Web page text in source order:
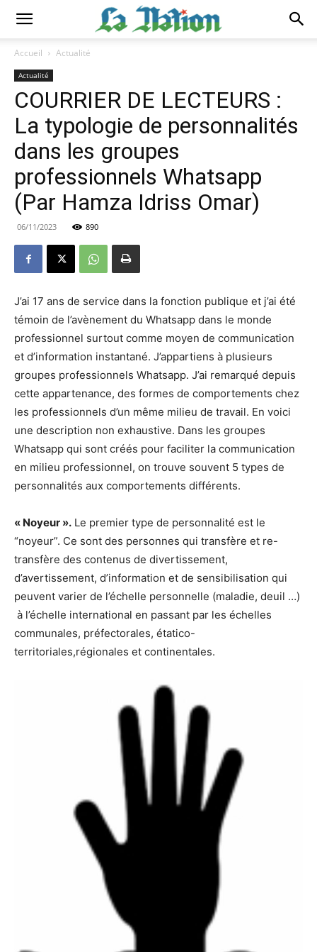
Accueil Actualité
Actualité
COURRIER DE LECTEURS :
La typologie de personnalités
dans les groupes
professionnels Whatsapp
(Par Hamza Idriss Omar)
06/11/2023 890
J’ai 17 ans de service dans la fonction publique et j’ai été
témoin de l’avènement du Whatsapp dans le monde
professionnel surtout comme moyen de communication
et d’information instantané. J’appartiens à plusieurs
groupes professionnels Whatsapp. J’ai remarqué depuis
cette appartenance, des formes de comportements chez
les professionnels d’un même milieu de travail. En voici
une description non exhaustive. Dans les groupes
Whatsapp qui sont créés pour faciliter la communication
en milieu professionnel, on trouve souvent 5 types de
personnalités aux comportements différents.
« Noyeur ». Le premier type de personnalité est le
“noyeur”. Ce sont des personnes qui transfère et re-
transfère des contenus de divertissement,
d’avertissement, d’information et de sensibilisation qui
peuvent varier de l’échelle personnelle (maladie, deuil …)
à l’échelle international en passant par les échelles
communales, préfectorales, étatico-
territoriales,régionales et continentales.